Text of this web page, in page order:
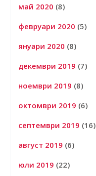
май 2020 (8)
февруари 2020 (5)
януари 2020 (8)
декември 2019 (7)
ноември 2019 (8)
октомври 2019 (6)
септември 2019 (16)
август 2019 (6)
юли 2019 (22)